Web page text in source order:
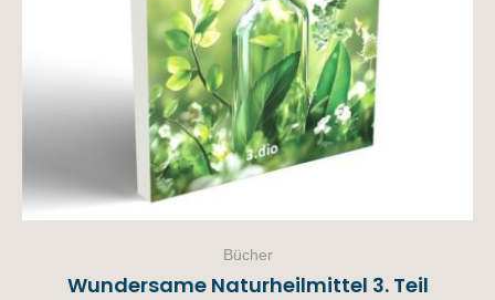
Bücher
Wundersame Naturheilmittel 3. Teil